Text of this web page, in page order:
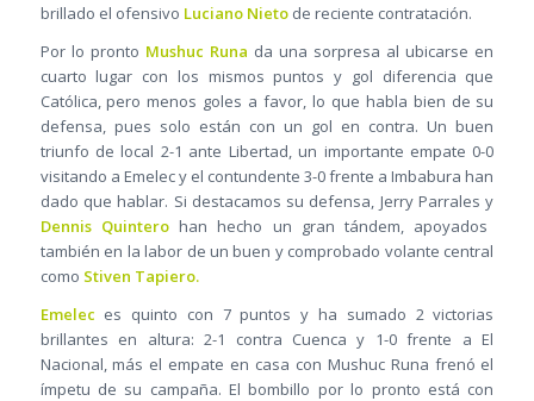
brillado el ofensivo Luciano Nietode reciente contratación.
Por lo pronto Mushuc Runa da una sorpresa al ubicarse en
cuarto lugar con los mismos puntos y gol diferencia que
Católica, pero menos goles a favor, lo que habla bien de su
defensa, pues solo están con un gol en contra. Un buen
triunfo de local 2-1 ante Libertad, un importante empate 0-0
visitando a Emelec y el contundente 3-0 frente a Imbabura han
dado que hablar. Si destacamos su defensa, Jerry Parrales y
Dennis Quinterohan hecho un gran tándem, apoyados
también en la labor de un buen y comprobado volante central
como Stiven Tapiero.
Emelec es quinto con 7 puntos y ha sumado 2 victorias
brillantes en altura: 2-1 contra Cuenca y 1-0 frente a El
Nacional, más el empate en casa con Mushuc Runa frenó el
ímpetu de su campaña. El bombillo por lo pronto está con